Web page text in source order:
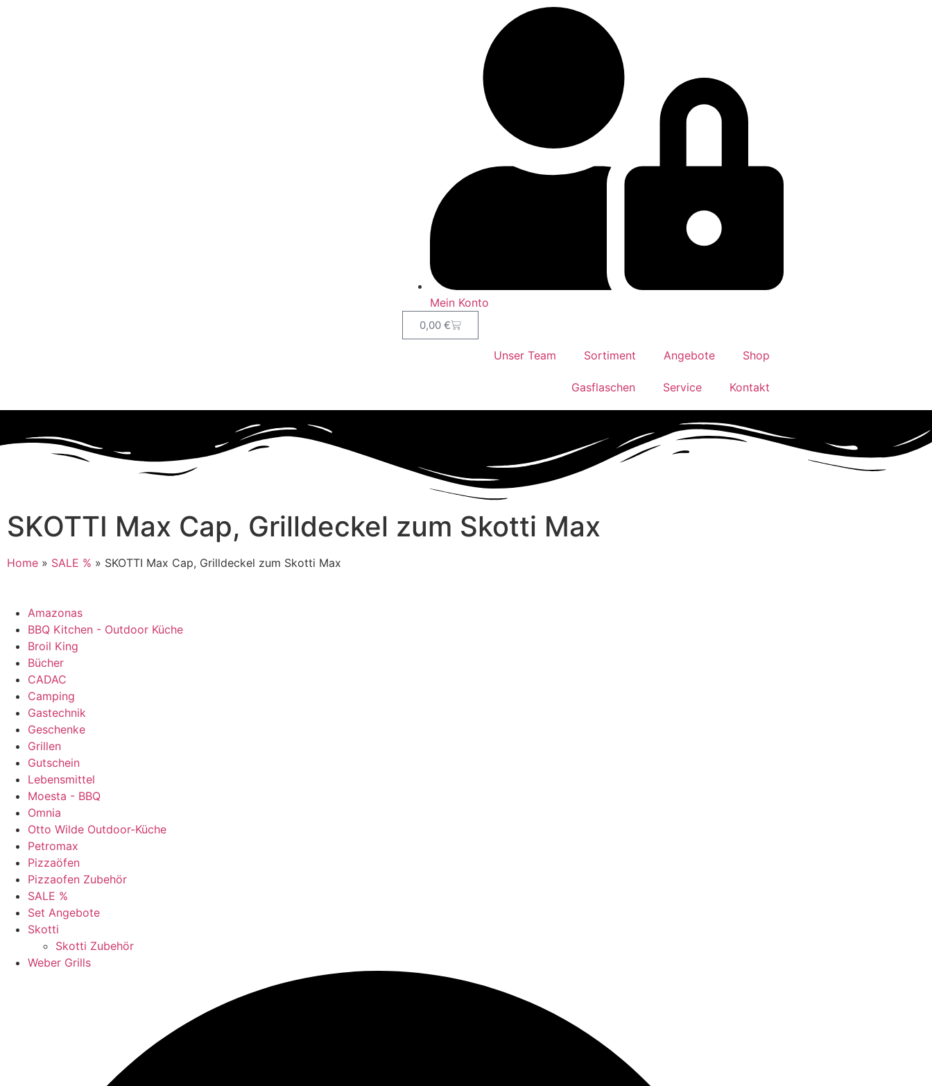
Mein Konto
0,00 €
Unser Team Sortiment Angebote Shop
Gasflaschen Service Kontakt
SKOTTI Max Cap, Grilldeckel zum Skotti Max
Home » SALE % » SKOTTI Max Cap, Grilldeckel zum Skotti Max
Amazonas
BBQ Kitchen - Outdoor Küche
Broil King
Bücher
CADAC
Camping
Gastechnik
Geschenke
Grillen
Gutschein
Lebensmittel
Moesta - BBQ
Omnia
Otto Wilde Outdoor-Küche
Petromax
Pizzaöfen
Pizzaofen Zubehör
SALE %
Set Angebote
Skotti
Skotti Zubehör
Weber Grills